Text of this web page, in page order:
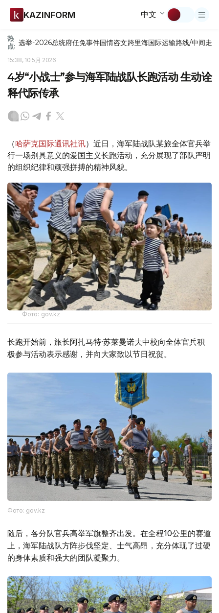
KAZINFORM 中文
热
点: 选举-2026总统府任免事件国情咨文跨里海国际运输路线/中间走廊
15:38, 10 5月 2026
4岁“小战士”参与海军陆战队长跑活动 生动诠
释代际传承
（哈萨克国际通讯社讯）近日，海军陆战队某旅全体官兵举
行一场别具意义的爱国主义长跑活动，充分展现了部队严明
的组织纪律和顽强拼搏的精神风貌。
Фото: gov.kz
长跑开始前，旅长阿扎马特·苏莱曼诺夫中校向全体官兵积
极参与活动表示感谢，并向大家致以节日祝贺。
Фото: gov.kz
随后，各分队官兵高举军旗整齐出发。在全程10公里的赛道
上，海军陆战队方阵步伐坚定、士气高昂，充分体现了过硬
的身体素质和强大的团队凝聚力。